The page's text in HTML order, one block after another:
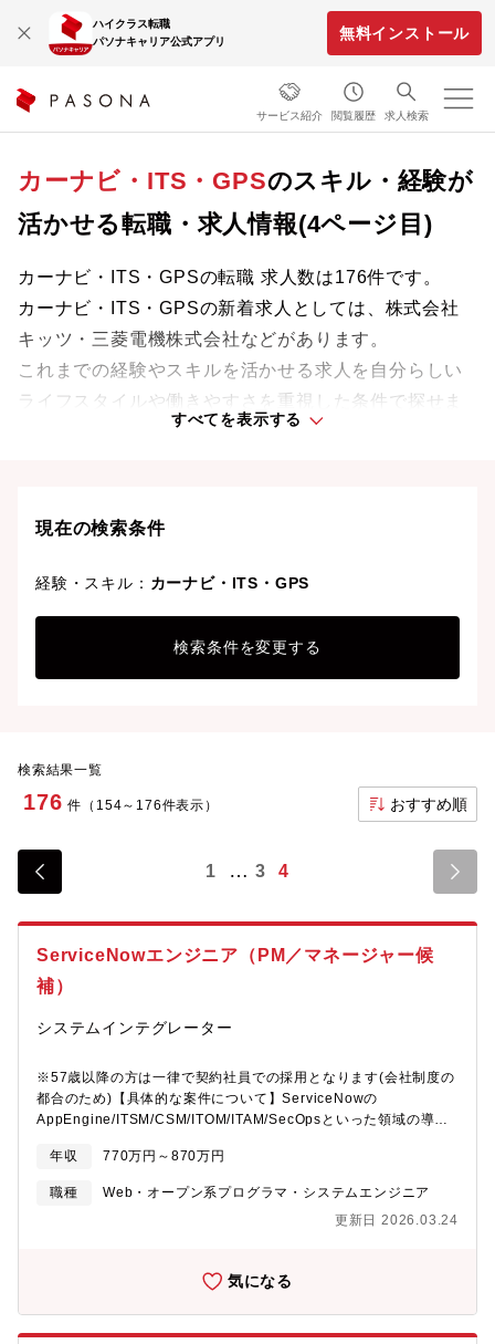
ハイクラス転職
パソナキャリア公式アプリ
無料インストール
サービス紹介 閲覧履歴 求人検索
カーナビ・ITS・GPSのスキル・経験が
活かせる転職・求人情報(4ページ目)
カーナビ・ITS・GPSの転職 求人数は176件です。
カーナビ・ITS・GPSの新着求人としては、株式会社
キッツ・三菱電機株式会社などがあります。
これまでの経験やスキルを活かせる求人を自分らしい
ライフスタイルや働きやすさを重視した条件で探せま
す。理想の働き方で、さらなる成長と活躍を目指しま
すべてを表示する
現在の検索条件
経験・スキル： カーナビ・ITS・GPS
検索条件を変更する
検索結果一覧
176 件（154～176件表示） おすすめ順
1 3 4
ServiceNowエンジニア（PM／マネージャー候
補）
システムインテグレーター
※57歳以降の方は一律で契約社員での採用となります(会社制度の
都合のため)【具体的な案件について】ServiceNowの
AppEngine/ITSM/CSM/ITOM/ITAM/SecOpsといった領域の導入
をアサインすることで高い品質をキープし、お客様から高い評価
を頂いています。 ※ServiceNowパートナーの顧客満足度を計る
CSAT（CUSTOMER SATISFACTION SCORE）では4.8とトップ
ランク（日本国内では2位）①某保険会社様向けServiceNow構成
ServiceNowセキュリティ管理システム導入期間：1年間 規模：
統合。各ツールごとに管理されていた監視情報やセキュリティ情
年収 770万円～870万円
職種
Web・オープン系プログラマ・システムエンジニア
更新日 2026.03.24
気になる